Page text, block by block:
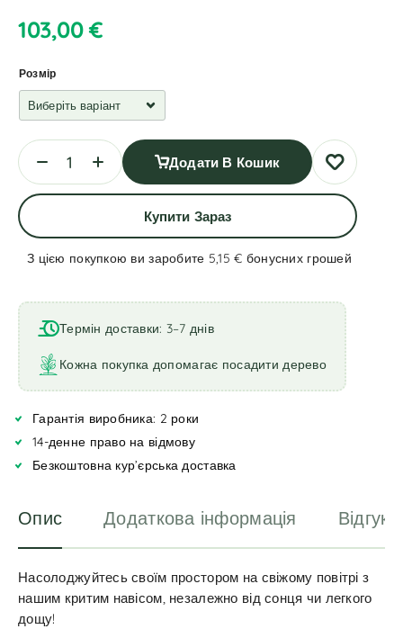
103,00€
Розмір
Додати В Кошик
Купити Зараз
З цією покупкою ви заробите 5,15 € бонусних грошей
l
t
e
r
n
t
i
Термін доставки: 3–7 днів
Кожна покупка допомагає посадити дерево
Гарантія виробника: 2 роки
14-денне право на відмову
Безкоштовна кур’єрська доставка
Опис Додаткова інформація
Насолоджуйтесь своїм простором на свіжому повітрі з
нашим критим навісом, незалежно від сонця чи легкого
дощу!